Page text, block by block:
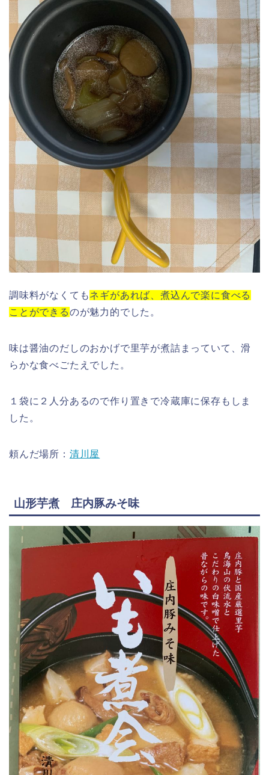
調味料がなくてもネギがあれば、煮込んで楽に食べる
ことができるのが魅力的でした。
味は醤油のだしのおかげで里芋が煮詰まっていて、滑
らかな食べごたえでした。
１袋に２人分あるので作り置きで冷蔵庫に保存もしま
した。
頼んだ場所： 清川屋
山形芋煮 庄内豚みそ味